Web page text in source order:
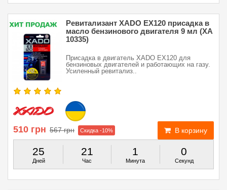
Ревитализант XADO EX120 присадка в
масло бензинового двигателя 9 мл (ХА
10335)
Присадка в двигатель XADO EX120 для
бензиновых двигателей и работающих на газу.
Усиленный ревитализ..
510 грн 567 грн Скидка -10%
25
Дней
21
Час
0
Минут
59
Секунд
В корзину